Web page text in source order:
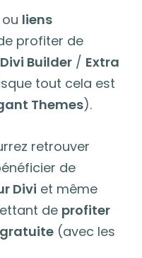
ou liens
profiter de
Divi Builder / Extra
tout cela est
Themes).
retrouver
de
Divi et même
de profiter
gratuite (avec les